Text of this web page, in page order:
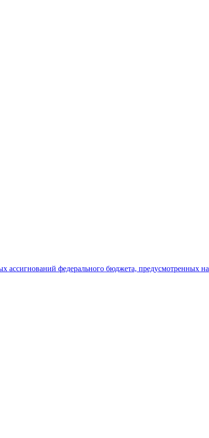
ассигнований федерального бюджета, предусмотренных на